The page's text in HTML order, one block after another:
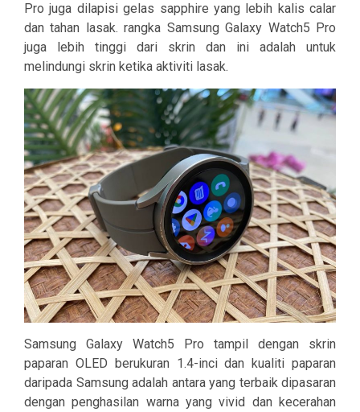
Pro juga dilapisi gelas sapphire yang lebih kalis calar
dan tahan lasak. rangka Samsung Galaxy Watch5 Pro
juga lebih tinggi dari skrin dan ini adalah untuk
melindungi skrin ketika aktiviti lasak.
Samsung Galaxy Watch5 Pro tampil dengan skrin
paparan OLED berukuran 1.4-inci dan kualiti paparan
daripada Samsung adalah antara yang terbaik dipasaran
dengan penghasilan warna yang vivid dan kecerahan